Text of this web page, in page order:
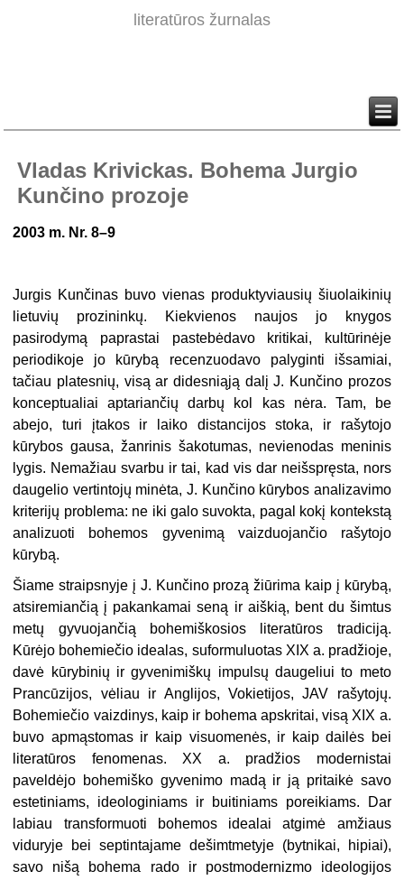
literatūros žurnalas
Vladas Krivickas. Bohema Jurgio
Kunčino prozoje
2003 m. Nr. 8–9
Jurgis Kunčinas buvo vienas produktyviausių šiuolaikinių
lietuvių prozininkų. Kiekvienos naujos jo knygos
pasirodymą paprastai pastebėdavo kri­tikai, kultūrinėje
periodikoje jo kūrybą recenzuodavo palyginti išsamiai,
tačiau platesnių, visą ar didesniąją dalį J. Kunčino prozos
konceptualiai aptariančių darbų kol kas nėra. Tam, be
abejo, turi įtakos ir laiko distancijos stoka, ir rašy­tojo
kūrybos gausa, žanrinis šakotumas, nevienodas meninis
lygis. Nemažiau svarbu ir tai, kad vis dar neišspręsta, nors
daugelio vertintojų minėta, J. Kunčino kūrybos analizavimo
kriterijų problema: ne iki galo suvokta, pagal kokį konteks­tą
analizuoti bohemos gyvenimą vaizduojančio rašytojo
kūrybą.
Šiame straipsnyje į J. Kunčino prozą žiūrima kaip į kūrybą,
atsiremiančią į pakankamai seną ir aiškią, bent du šimtus
metų gyvuojančią bohemiškosios litera­tūros tradiciją.
Kūrėjo bohemiečio idealas, suformuluotas XIX a. pradžioje,
davė kūrybinių ir gyvenimiškų impulsų daugeliui to meto
Prancūzijos, vėliau ir Anglijos, Vokietijos, JAV rašytojų.
Bohemiečio vaizdinys, kaip ir bohema apskritai, visą XIX a.
buvo apmąstomas ir kaip visuomenės, ir kaip dailės bei
literatūros fenome­nas. XX a. pradžios modernistai
paveldėjo bohemiško gyvenimo madą ir ją pritaikė savo
estetiniams, ideologiniams ir buitiniams poreikiams. Dar
labiau transformuoti bohemos idealai atgimė amžiaus
viduryje bei septintajame dešimtmetyje (bytnikai, hipiai),
savo nišą bohema rado ir postmodernizmo ideologijos